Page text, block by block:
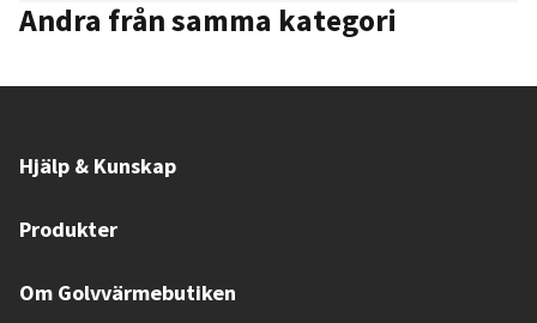
Andra från samma kategori
Hjälp & Kunskap
Produkter
Om Golvvärmebutiken